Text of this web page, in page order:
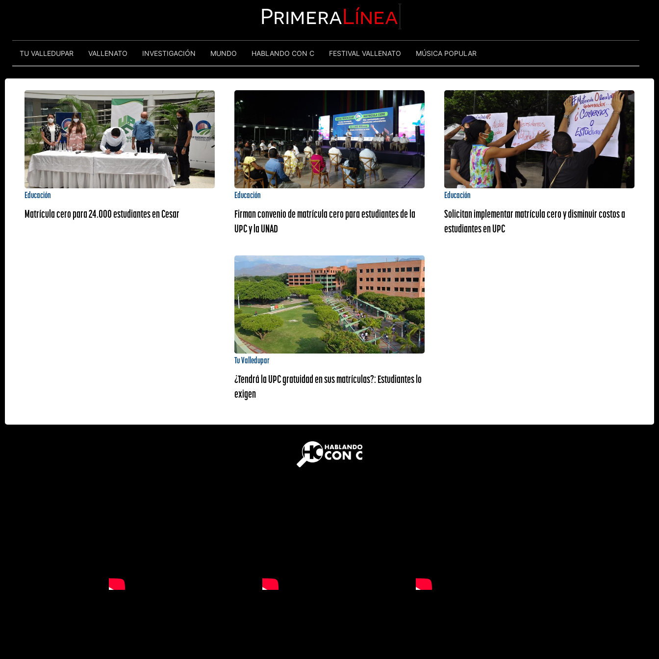
PrimeraLínea
TU VALLEDUPAR VALLENATO INVESTIGACIÓN MUNDO HABLANDO CON C FESTIVAL VALLENATO MÚSICA POPULAR
Educación
Matrícula cero para 24.000 estudiantes en Cesar
Educación
Firman convenio de matrícula cero para estudiantes de la
UPC y la UNAD
Educación
Solicitan implementar matrícula cero y disminuir costos a
estudiantes en UPC
Tu Valledupar
¿Tendrá la UPC gratuidad en sus matrículas?: Estudiantes lo
exigen